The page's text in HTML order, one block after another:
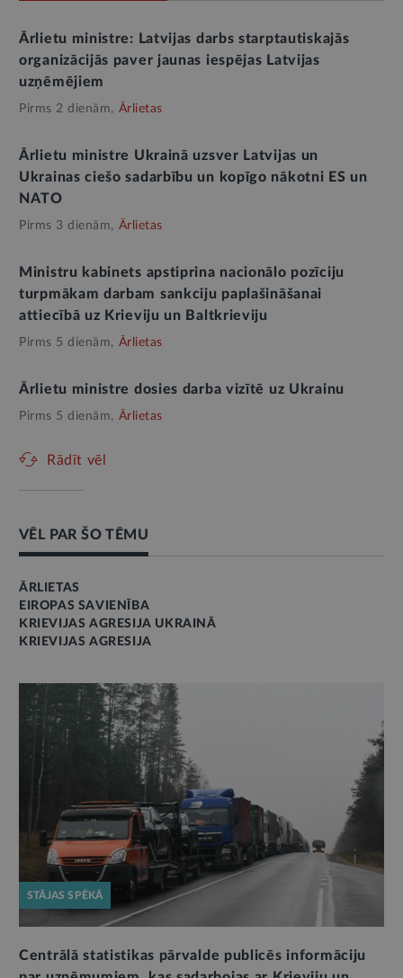
Ārlietu ministre: Latvijas darbs starptautiskajās
organizācijās paver jaunas iespējas Latvijas
uzņēmējiem
Pirms 2 dienām, Ārlietas
Ārlietu ministre Ukrainā uzsver Latvijas un
Ukrainas ciešo sadarbību un kopīgo nākotni ES un
NATO
Pirms 3 dienām, Ārlietas
Ministru kabinets apstiprina nacionālo pozīciju
turpmākam darbam sankciju paplašināšanai
attiecībā uz Krieviju un Baltkrieviju
Pirms 5 dienām, Ārlietas
Ārlietu ministre dosies darba vizītē uz Ukrainu
Pirms 5 dienām, Ārlietas
Rādīt vēl
VĒL PAR ŠO TĒMU
ĀRLIETAS
EIROPAS SAVIENĪBA
KRIEVIJAS AGRESIJA UKRAINĀ
KRIEVIJAS AGRESIJA
STĀJAS SPĒKĀ
Centrālā statistikas pārvalde publicēs informāciju